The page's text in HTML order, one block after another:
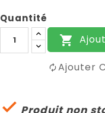
Quantité

Ajouter
 Produit non